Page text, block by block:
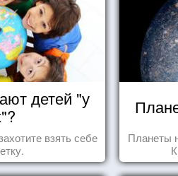
детей "у
взять себе
Планеты